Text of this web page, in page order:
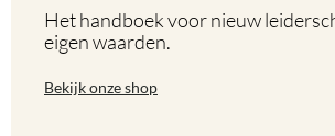
Het handboek voor nieuw
eigen waarden.
Bekijk onze shop